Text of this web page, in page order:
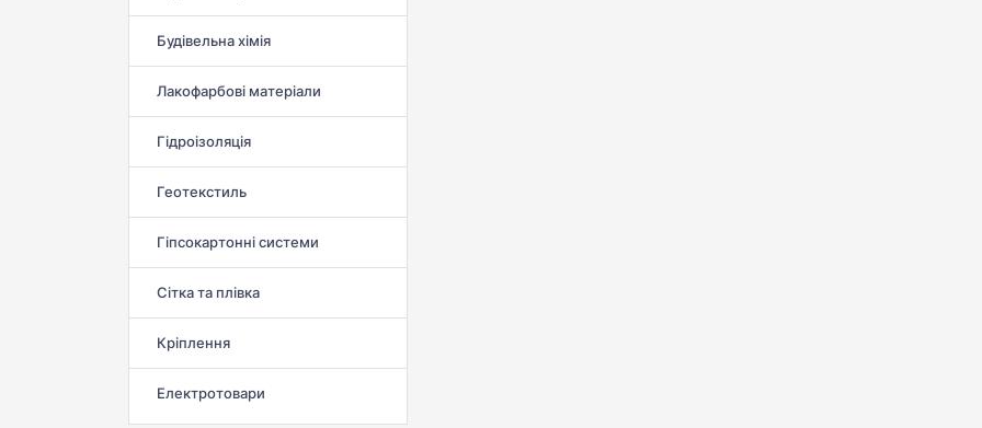
Будівельна хімія
Лакофарбові матеріали
Гідроізоляція
Геотекстиль
Гіпсокартонні системи
Сітка та плівка
Кріплення
Електротовари